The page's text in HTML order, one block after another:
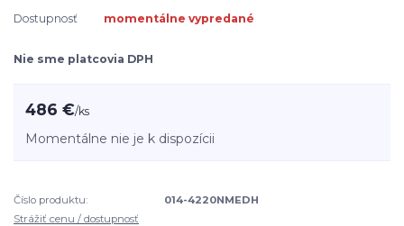
Dostupnosť momentálne vypredané
Nie sme platcovia DPH
486 €/ks
Momentálne nie je k dispozícii
Číslo produktu:
014-4220NMEDH
Strážiť cenu / dostupnosť